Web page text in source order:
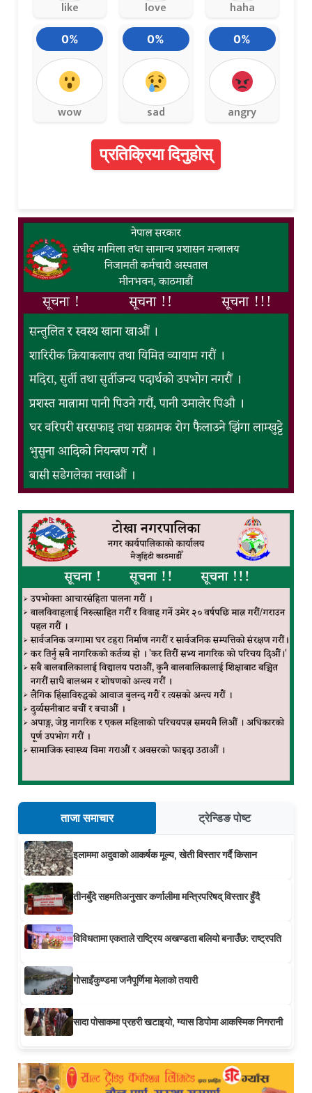
like love haha
0%
wow
0%
sad
0%
angry
प्रतिक्रिया दिनुहोस्
ताजा समाचार ट्रेन्डिङ पोष्ट
इलाममा अदुवाको आकर्षक मूल्य, खेती विस्तार गर्दै किसान
तीनबुँदे सहमतिअनुसार कर्णालीमा मन्त्रिपरिषद् विस्तार हुँदै
विविधतामा एकताले राष्ट्रिय अखण्डता बलियो बनाउँछ: राष्ट्रपति
गोसाइँकुण्डमा जनैपूर्णिमा मेलाको तयारी
सादा पोसाकमा प्रहरी खटाइयो, ग्यास डिपोमा आकस्मिक निगरानी